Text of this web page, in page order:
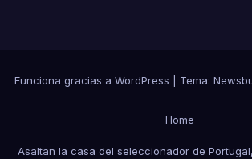
Funciona gracias a WordPress Tema:
Home
Asaltan la casa del seleccionador de